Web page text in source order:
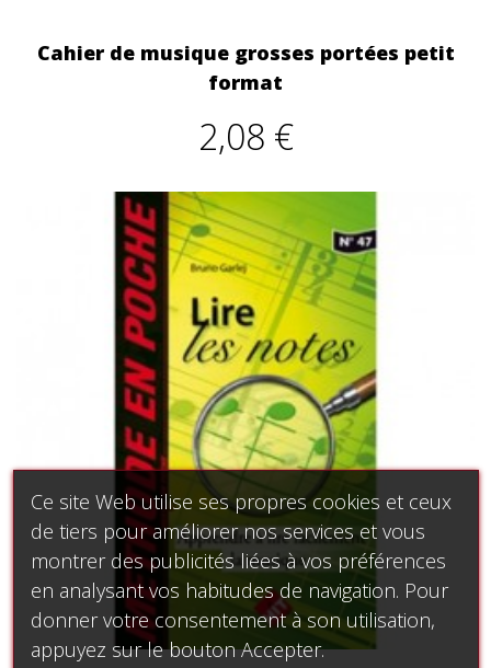
Cahier de musique grosses portées petit
format
2,08 €
Ce site Web utilise ses propres cookies et ceux
de tiers pour améliorer nos services et vous
montrer des publicités liées à vos préférences
en analysant vos habitudes de navigation. Pour
donner votre consentement à son utilisation,
appuyez sur le bouton Accepter.